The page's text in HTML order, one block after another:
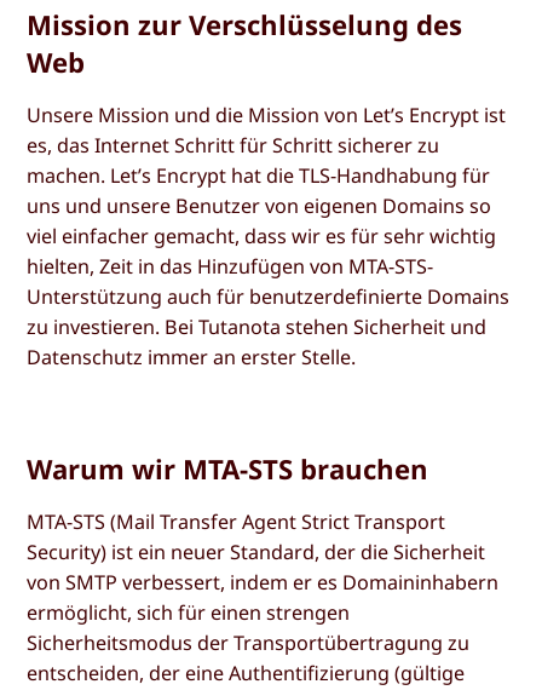
Mission zur Verschlüsselung des
Web
Unsere Mission und die Mission von Let’s Encrypt ist
es, das Internet Schritt für Schritt sicherer zu
machen. Let’s Encrypt hat die TLS-Handhabung für
uns und unsere Benutzer von eigenen Domains so
viel einfacher gemacht, dass wir es für sehr wichtig
hielten, Zeit in das Hinzufügen von MTA-STS-
Unterstützung auch für benutzerdefinierte Domains
zu investieren. Bei Tutanota stehen Sicherheit und
Datenschutz immer an erster Stelle.
Warum wir MTA-STS brauchen
MTA-STS (Mail Transfer Agent Strict Transport
Security) ist ein neuer Standard, der die Sicherheit
von SMTP verbessert, indem er es Domaininhabern
ermöglicht, sich für einen strengen
Sicherheitsmodus der Transportübertragung zu
entscheiden, der eine Authentifizierung (gültige